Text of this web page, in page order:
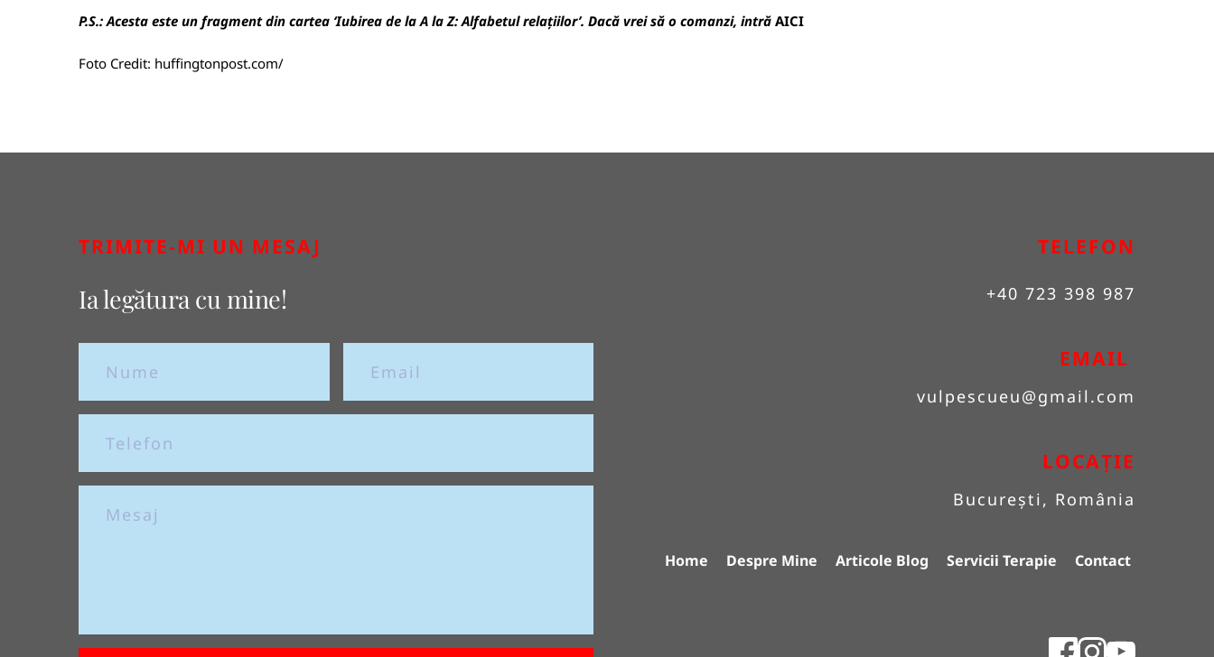
P.S.: Acesta este un fragment din cartea ‘Iubirea de la A la Z: Alfabetul relațiilor’. Dacă vrei să o comanzi, intră AICI
Foto Credit: huffingtonpost.com/
TRIMITE-MI UN MESAJ
Ia legătura cu mine!
TELEFON
+40 723 398 987
EMAIL
vulpescueu@gmail.com
LOCAȚIE
București, România
Home Despre Mine Articole Blog Servicii Terapie Contact